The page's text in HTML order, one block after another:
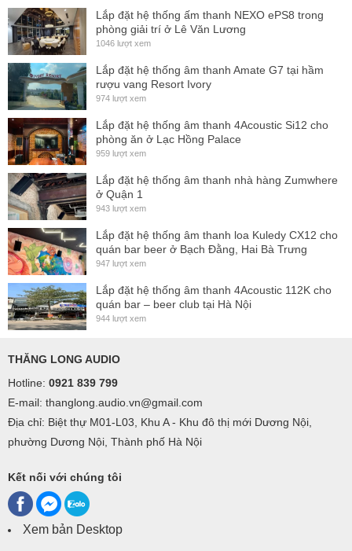
Voltage Gain: 32 dB
Input Sensitivity:1.25 V
Input Impedance:
Slew Rate:+/-12 V/μ s
Output Power (1 kHz – 0,1% THD)
Stereo 8 Ω / 350 + 350 W
Stereo 4 Ω / 600 + 600 W
Stereo 2 Ω / 850 + 850 W
Bridge 8 Ω / 1200 W
Bridge 4 Ω / 1700 W(2)
Average Current draw
4 A @ 230 V AC
Frequency Response:20 Hz – 20 kHz (0/-1 dB)
Crosstalk:60 dB
S/N Ratio (A-weighted):
220 – 240 V AC- 50/60 Hz
Dimensions (HxWxD):88 x 482 x 420 mm
Lắp đặt hệ thống ấm thanh NEXO ePS8 trong
phòng giải trí ở Lê Văn Lương
1046 lượt xem
Lắp đặt hệ thống âm thanh Amate G7 tại hầm
rượu vang Resort Ivory
974 lượt xem
Lắp đặt hệ thống âm thanh 4Acoustic Si12 cho
phòng ăn ở Lạc Hồng Palace
959 lượt xem
Lắp đặt hệ thống âm thanh nhà hàng Zumwhere
ở Quận 1
943 lượt xem
Lắp đặt hệ thống âm thanh loa Kuledy CX12 cho
quán bar beer ở Bạch Đằng, Hai Bà Trưng
947 lượt xem
Lắp đặt hệ thống âm thanh 4Acoustic 112K cho
quán bar – beer club tại Hà Nội
944 lượt xem
THĂNG LONG AUDIO
Hotline: 0921 839 799
E-mail: thanglong.audio.vn@gmail.com
Địa chỉ: Biệt thự M01-L03, Khu A - Khu đô thị mới Dương Nội,
phường Dương Nội, Thành phố Hà Nội
Kết nối với chúng tôi
Xem bản Desktop